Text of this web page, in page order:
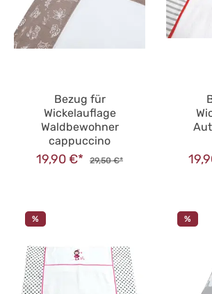
Bezug für
Wickelauflage
Waldbewohner
cappuccino
19,90 €* 29,50 €*
% %